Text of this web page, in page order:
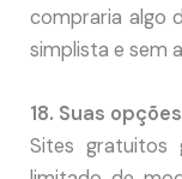
compraria algo
simplista e sem
18. Suas
Sites gratuitos